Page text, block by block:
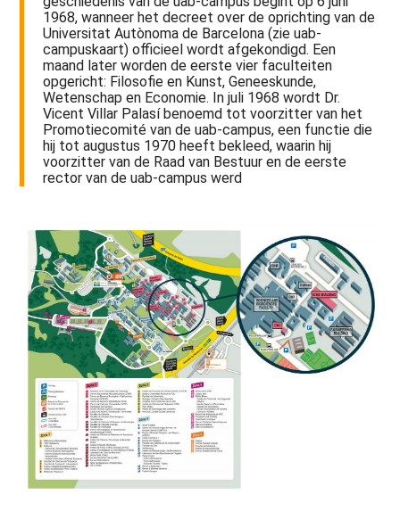
1968, wanneer het decreet over de oprichting van de
Universitat Autònoma de Barcelona (zie uab-
campuskaart) officieel wordt afgekondigd. Een
maand later worden de eerste vier faculteiten
opgericht: Filosofie en Kunst, Geneeskunde,
Wetenschap en Economie. In juli 1968 wordt Dr.
Vicent Villar Palasí benoemd tot voorzitter van het
Promotiecomité van de uab-campus, een functie die
hij tot augustus 1970 heeft bekleed, waarin hij
voorzitter van de Raad van Bestuur en de eerste
rector van de uab-campus werd